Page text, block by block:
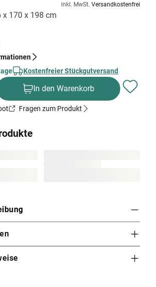
inkl. MwSt. Versandkostenfrei
x 170 x 198 cm
Kostenfreier Stückgutversand
In den Warenkorb
Fragen zum Produkt
Lilja in Systembauweise für 1-
– eine System- bzw. Elementsauna